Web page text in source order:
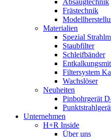
Absaugtechnik
Frästechnik
Materialien
Spezial
Staubfilter
Schleifbänder
Filtersystem
Wachslöser
Neuheiten
Pinbohrgerät
Unternehmen
H+R Inside
Über uns